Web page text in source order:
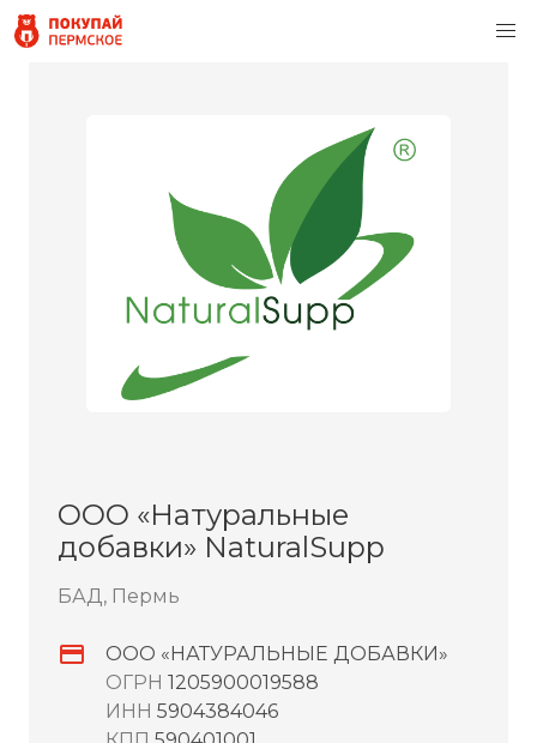
ООО «Натуральные
добавки» NaturalSupp
БАД, Пермь
ООО «НАТУРАЛЬНЫЕ ДОБАВКИ»
ОГРН 1205900019588
ИНН 5904384046